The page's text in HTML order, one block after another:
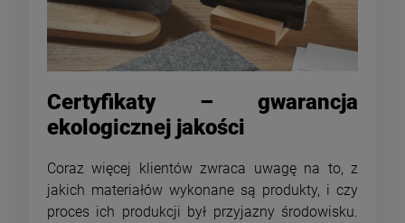
Certyfikaty – gwarancja
ekologicznej jakości
Coraz więcej klientów zwraca uwagę na to, z
jakich materiałów wykonane są produkty, i czy
proces ich produkcji był przyjazny środowisku.